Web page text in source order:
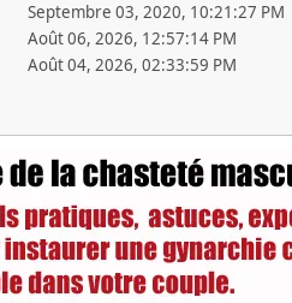
Septembre 03, 2020, 10:21:27 PM
Août 06, 2026, 12:57:14 PM
Août 04, 2026, 02:33:59 PM